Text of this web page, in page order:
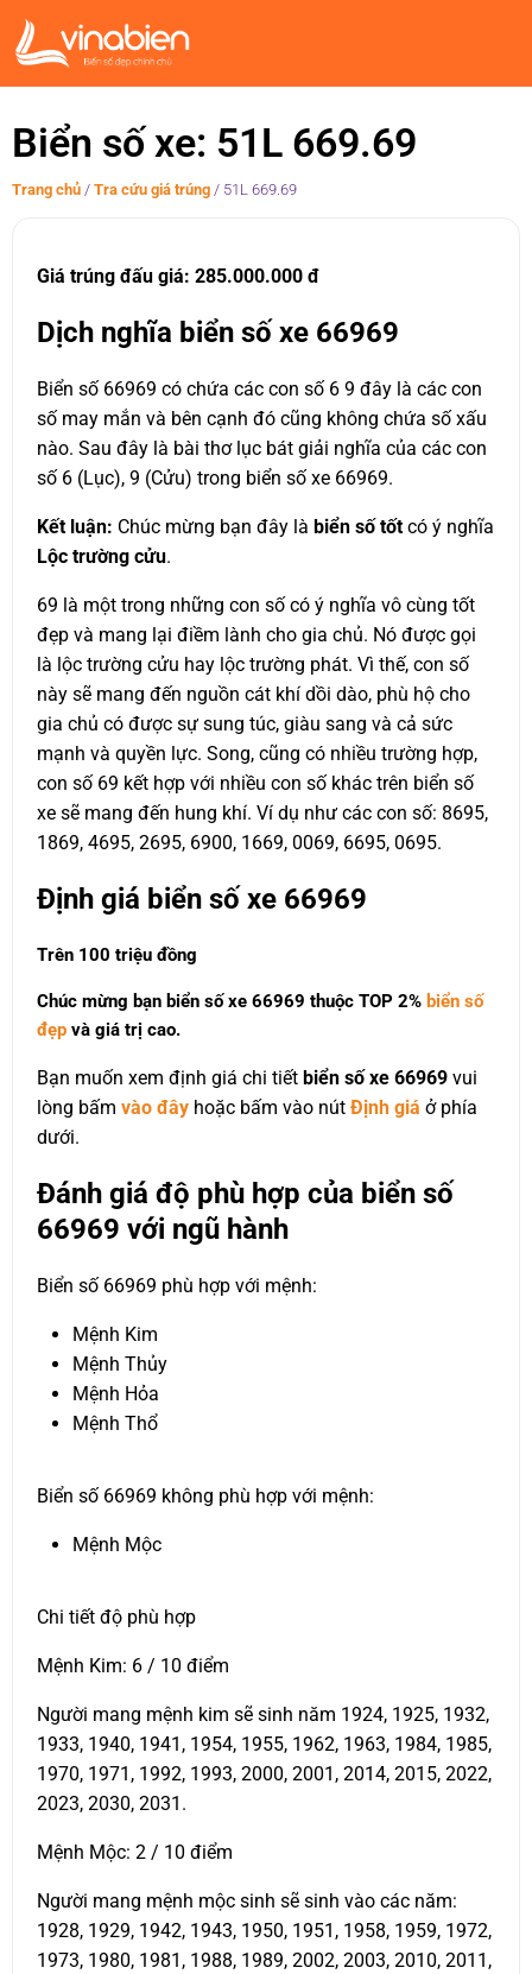
Biển số xe: 51L 669.69
Trang chủ / Tra cứu giá trúng / 51L 669.69
Giá trúng đấu giá: 285.000.000 đ
Dịch nghĩa biển số xe 66969
Biển số 66969 có chứa các con số 6 9 đây là các con
số may mắn và bên cạnh đó cũng không chứa số xấu
nào. Sau đây là bài thơ lục bát giải nghĩa của các con
số 6 (Lục), 9 (Cửu) trong biển số xe 66969.
Kết luận: Chúc mừng bạn đây là biển số tốt có ý nghĩa
Lộc trường cửu.
69 là một trong những con số có ý nghĩa vô cùng tốt
đẹp và mang lại điềm lành cho gia chủ. Nó được gọi
là lộc trường cửu hay lộc trường phát. Vì thế, con số
này sẽ mang đến nguồn cát khí dồi dào, phù hộ cho
gia chủ có được sự sung túc, giàu sang và cả sức
mạnh và quyền lực. Song, cũng có nhiều trường hợp,
con số 69 kết hợp với nhiều con số khác trên biển số
xe sẽ mang đến hung khí. Ví dụ như các con số: 8695,
1869, 4695, 2695, 6900, 1669, 0069, 6695, 0695.
Định giá biển số xe 66969
Trên 100 triệu đồng
Chúc mừng bạn biển số xe 66969 thuộc TOP 2% biển số
đẹp và giá trị cao.
Bạn muốn xem định giá chi tiết biển số xe 66969 vui
lòng bấm vào đây hoặc bấm vào nút Định giá ở phía
dưới.
Đánh giá độ phù hợp của biển số
66969 với ngũ hành
Biển số 66969 phù hợp với mệnh:
Mệnh Kim
Mệnh Thủy
Mệnh Hỏa
Mệnh Thổ
Biển số 66969 không phù hợp với mệnh:
Mệnh Mộc
Chi tiết độ phù hợp
Mệnh Kim: 6 / 10 điểm
Người mang mệnh kim sẽ sinh năm 1924, 1925, 1932,
1933, 1940, 1941, 1954, 1955, 1962, 1963, 1984, 1985,
1970, 1971, 1992, 1993, 2000, 2001, 2014, 2015, 2022,
2023, 2030, 2031.
Mệnh Mộc: 2 / 10 điểm
Người mang mệnh mộc sinh sẽ sinh vào các năm:
1928, 1929, 1942, 1943, 1950, 1951, 1958, 1959, 1972,
1973, 1980, 1981, 1988, 1989, 2002, 2003, 2010, 2011,